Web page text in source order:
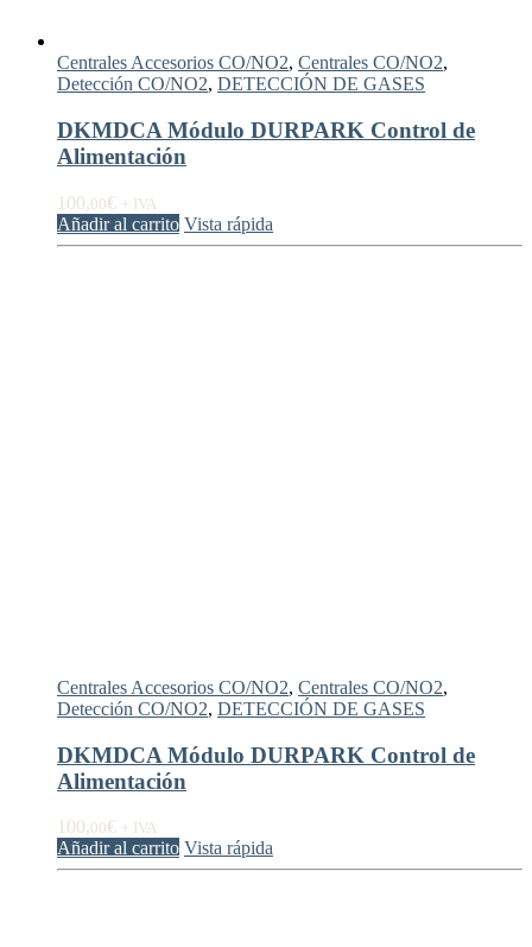
Centrales Accesorios CO/NO2, Centrales CO/NO2,
Detección CO/NO2, DETECCIÓN DE GASES
DKMDCA Módulo DURPARK Control de
Alimentación
100,00€ + IVA
Añadir al carrito Vista rápida
Centrales Accesorios CO/NO2, Centrales CO/NO2,
Detección CO/NO2, DETECCIÓN DE GASES
DKMDCA Módulo DURPARK Control de
Alimentación
100,00€ + IVA
Añadir al carrito Vista rápida